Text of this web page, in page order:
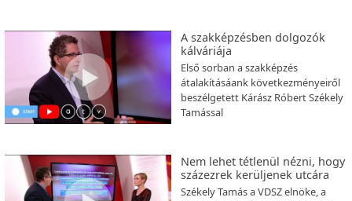
A szakképzésben dolgozók
kálváriája
Első sorban a szakképzés
átalakításáank következményeiről
beszélgetett Kárász Róbert Székely
Tamással
Nem lehet tétlenül nézni, hogy
százezrek kerüljenek utcára
Székely Tamás a VDSZ elnöke, a